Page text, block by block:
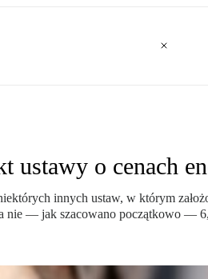
ustawy o cenach
innych ustaw, w którym
nie — jak szacowano początkowo